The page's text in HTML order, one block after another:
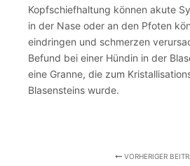
Kopfschiefhaltung können akute
in der Nase oder an den Pfoten
eindringen und schmerzen
Befund bei einer Hündin in der
eine Granne, die zum
Blasensteins wurde.
VORHERIGER